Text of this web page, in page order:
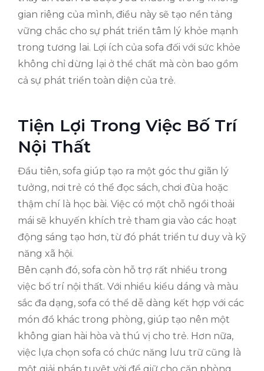
gian riêng của mình, điều này sẽ tạo nền tảng
vững chắc cho sự phát triển tâm lý khỏe mạnh
trong tương lai. Lợi ích của sofa đối với sức khỏe
không chỉ dừng lại ở thể chất mà còn bao gồm
cả sự phát triển toàn diện của trẻ.
Tiện Lợi Trong Việc Bố Trí
Nội Thất
Đầu tiên, sofa giúp tạo ra một góc thư giãn lý
tưởng, nơi trẻ có thể đọc sách, chơi đùa hoặc
thậm chí là học bài. Việc có một chỗ ngồi thoải
mái sẽ khuyến khích trẻ tham gia vào các hoạt
động sáng tạo hơn, từ đó phát triển tư duy và kỹ
năng xã hội.
Bên cạnh đó, sofa còn hỗ trợ rất nhiều trong
việc bố trí nội thất. Với nhiều kiểu dáng và màu
sắc đa dạng, sofa có thể dễ dàng kết hợp với các
món đồ khác trong phòng, giúp tạo nên một
không gian hài hòa và thú vị cho trẻ. Hơn nữa,
việc lựa chọn sofa có chức năng lưu trữ cũng là